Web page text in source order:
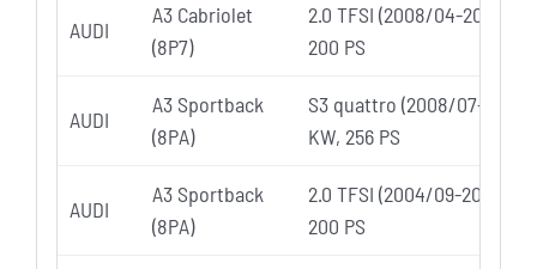
AUDI
A3 Cabriolet
(8P7)
2.0 TFSI (2008/04-2013/05)
200 PS
AUDI
A3 Sportback
(8PA)
S3 quattro (2008/07-2013/
KW, 256 PS
AUDI
A3 Sportback
(8PA)
2.0 TFSI (2004/09-2013/03)
200 PS